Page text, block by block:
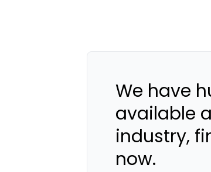
We have
available
industry,
now.